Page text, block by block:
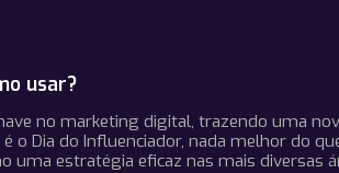
usar?
no marketing digital, trazendo uma
o Dia do Influenciador, nada melhor do
uma estratégia eficaz nas mais diversas